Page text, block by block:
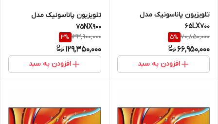
تلویزیون پاناسونیک مدل
65LX700
70,850,000
5%
66,950,000
افزودن به سبد
تلویزیون پاناسونیک مدل
75NX900
133,900,000
3%
129,350,000
افزودن به سبد